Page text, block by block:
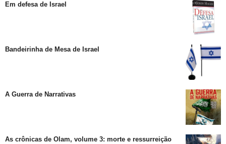
Em defesa de Israel
Bandeirinha de Mesa de Israel
A Guerra de Narrativas
As crônicas de Olam, volume 3: morte e ressurreição